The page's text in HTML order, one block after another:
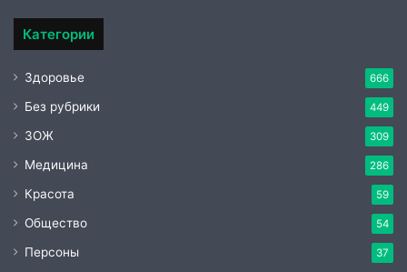
Категории
Здоровье 666
Без рубрики 449
ЗОЖ 309
Медицина 286
Красота 59
Общество 54
Персоны 37